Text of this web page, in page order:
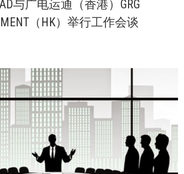
与广电运通（香港）GRG
（HK）举行工作会谈